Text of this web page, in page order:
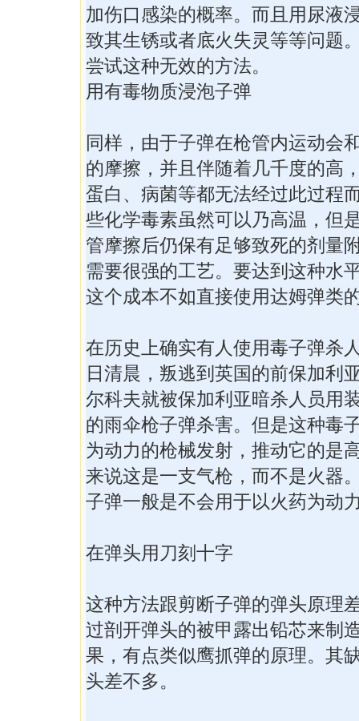
加伤口感染的概率。而且用尿液
致其生锈或者底火失灵等等问题
尝试这种无效的方法。
用有毒物质浸泡子弹
同样，由于子弹在枪管内运动会
的摩擦，并且伴随着几千度的高
蛋白、病菌等都无法经过此过程
些化学毒素虽然可以乃高温，但
管摩擦后仍保有足够致死的剂量
需要很强的工艺。要达到这种水
这个成本不如直接使用达姆弹类
在历史上确实有人使用毒子弹杀
日清晨，叛逃到英国的前保加利
尔科夫就被保加利亚暗杀人员用
的雨伞枪子弹杀害。但是这种毒
为动力的枪械发射，推动它的是
来说这是一支气枪，而不是火器
子弹一般是不会用于以火药为动
在弹头用刀刻十字
这种方法跟剪断子弹的弹头原理
过剖开弹头的被甲露出铅芯来制
果，有点类似鹰抓弹的原理。其
头差不多。